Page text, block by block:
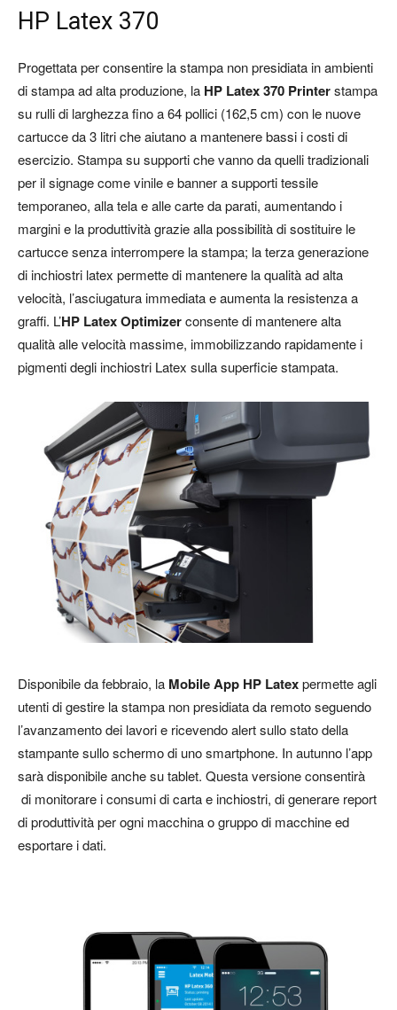
HP Latex 370
Progettata per consentire la stampa non presidiata in ambienti
di stampa ad alta produzione, la HP Latex 370 Printerstampa
su rulli di larghezza fino a 64 pollici (162,5 cm) con le nuove
cartucce da 3 litri che aiutano a mantenere bassi i costi di
esercizio. Stampa su supporti che vanno da quelli tradizionali
per il signage come vinile e banner a supporti tessile
temporaneo, alla tela e alle carte da parati, aumentando i
margini e la produttività grazie alla possibilità di sostituire le
cartucce senza interrompere la stampa; la terza generazione
di inchiostri latex permette di mantenere la qualità ad alta
velocità, l’asciugatura immediata e aumenta la resistenza a
graffi. L’HP Latex Optimizerconsente di mantenere alta
qualità alle velocità massime, immobilizzando rapidamente i
pigmenti degli inchiostri Latex sulla superficie stampata.
Disponibile da febbraio, la Mobile App HP Latexpermette agli
utenti di gestire la stampa non presidiata da remoto seguendo
l’avanzamento dei lavori e ricevendo alert sullo stato della
stampante sullo schermo di uno smartphone. In autunno l’app
sarà disponibile anche su tablet. Questa versione consentirà
di monitorare i consumi di carta e inchiostri, di generare report
di produttività per ogni macchina o gruppo di macchine ed
esportare i dati.